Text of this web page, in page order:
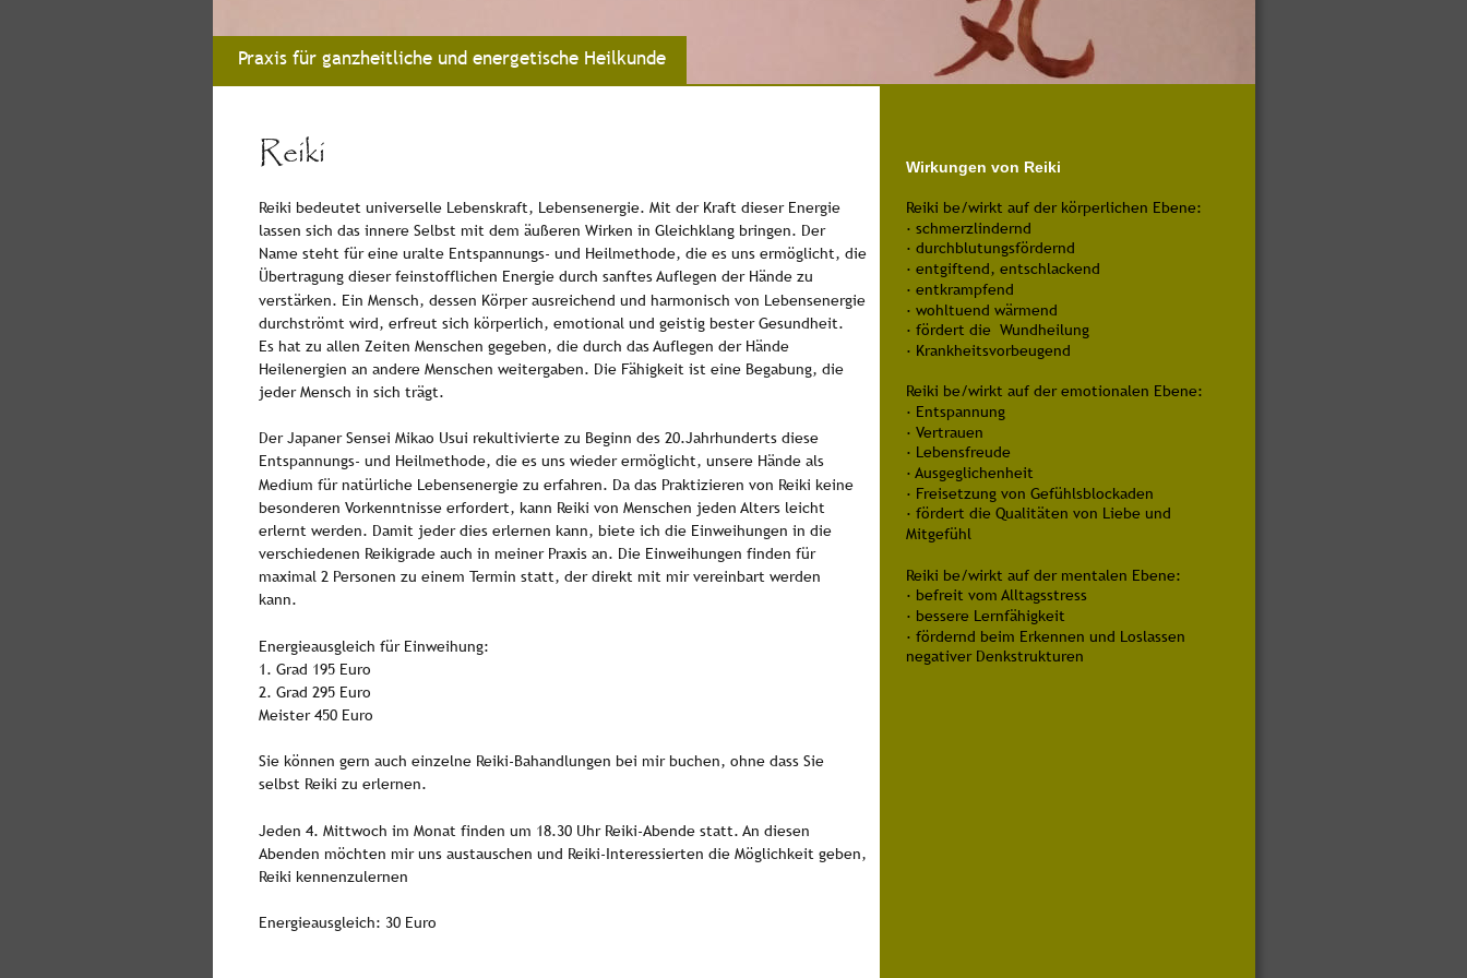
Reiki
Reiki bedeutet universelle Lebenskraft, Lebensenergie. Mit der Kraft dieser Energie
lassen sich das innere Selbst mit dem äußeren Wirken in Gleichklang bringen. Der
Name steht für eine uralte Entspannungs- und Heilmethode, die es uns ermöglicht, die
Übertragung dieser feinstofflichen Energie durch sanftes Auflegen der Hände zu
verstärken. Ein Mensch, dessen Körper ausreichend und harmonisch von Lebensenergie
durchströmt wird, erfreut sich körperlich, emotional und geistig bester Gesundheit.
Es hat zu allen Zeiten Menschen gegeben, die durch das Auflegen der Hände
Heilenergien an andere Menschen weitergaben. Die Fähigkeit ist eine Begabung, die
jeder Mensch in sich trägt.
Der Japaner Sensei Mikao Usui rekultivierte zu Beginn des 20.Jahrhunderts diese
Entspannungs- und Heilmethode, die es uns wieder ermöglicht, unsere Hände als
Medium für natürliche Lebensenergie zu erfahren. Da das Praktizieren von Reiki keine
besonderen Vorkenntnisse erfordert, kann Reiki von Menschen jeden Alters leicht
erlernt werden. Damit jeder dies erlernen kann, biete ich die Einweihungen in die
verschiedenen Reikigrade auch in meiner Praxis an. Die Einweihungen finden für
maximal 2 Personen zu einem Termin statt, der direkt mit mir vereinbart werden
kann.
Energieausgleich für Einweihung:
1. Grad 195 Euro
2. Grad 295 Euro
Meister 450 Euro
Sie können gern auch einzelne Reiki-Bahandlungen bei mir buchen, ohne dass Sie
selbst Reiki zu erlernen.
Jeden 4. Mittwoch im Monat finden um 18.30 Uhr Reiki-Abende statt. An diesen
Abenden möchten mir uns austauschen und Reiki-Interessierten die Möglichkeit geben,
Reiki kennenzulernen
Energieausgleich: 30 Euro
Praxis für ganzheitliche und energetische Heilkunde
Wirkungen von Reiki
Reiki be/wirkt auf der körperlichen Ebene:
· schmerzlindernd
· durchblutungsfördernd
· entgiftend, entschlackend
· entkrampfend
· wohltuend wärmend
· fördert die  Wundheilung
· Krankheitsvorbeugend
Reiki be/wirkt auf der emotionalen Ebene:
· Entspannung
· Vertrauen
· Lebensfreude
· Ausgeglichenheit
· Freisetzung von Gefühlsblockaden
· fördert die Qualitäten von Liebe und
Mitgefühl
Reiki be/wirkt auf der mentalen Ebene:
· befreit vom Alltagsstress
· bessere Lernfähigkeit
· fördernd beim Erkennen und Loslassen
negativer Denkstrukturen